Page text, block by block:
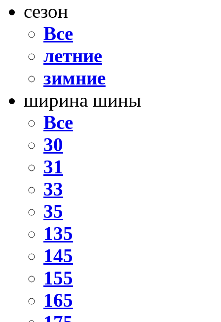
сезон
Все
летние
зимние
ширина шины
Все
30
31
33
35
135
145
155
165